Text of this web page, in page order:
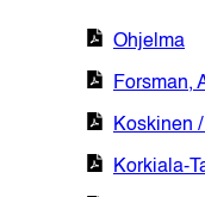
Ohjelma
Forsman,
Koskinen
Korkiala-